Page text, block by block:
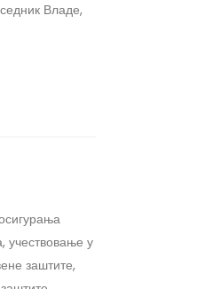
Владе,
учествовање у
заштите,